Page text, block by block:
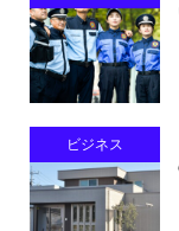
ビジネス